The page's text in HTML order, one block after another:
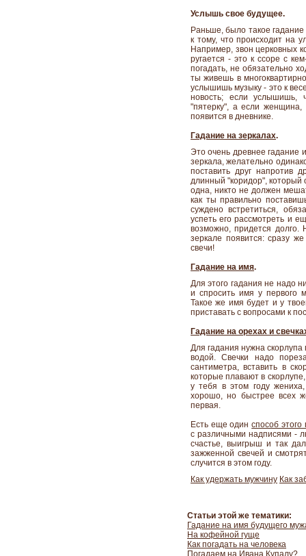
Услышь свое будущее.
Раньше, было такое
к тому, что происходит на
Например, звон церковных
ругается - это к ссоре с
погадать, не обязательно
ты живешь в
услышишь музыку - это к
новость; если услышишь,
"пятерку", а если женщина,
появится в дневнике.
Гадание на зеркалах.
Это очень древнее гадание
зеркала, желательно
поставить друг напротив
длинный "коридор", который
одна, никто не должен
как ты правильно
суждено встретиться,
успеть его рассмотреть и
возможно, придется долго.
зеркале появится: сразу
свечи!
Гадание на имя.
Для этого гадания не надо
и спросить имя у первого
Такое же имя будет и у
приставать с вопросами к
Гадание на орехах и
Для гадания нужна скорлупа
водой. Свечки надо
сантиметра, вставить в
которые плавают в
у тебя в этом году
хорошо, но быстрее всех
первая.
Есть еще одинспособ этого
с различными надписями -
счастье, выигрыш и так
зажженной свечей и
случится в этом году.
Как удержать мужчину Как
Статьи этой же тематики:
Гадание на имя будущего
На кофейной гуще
Как погадать на человека
Погадаем на Ивана Купалу?